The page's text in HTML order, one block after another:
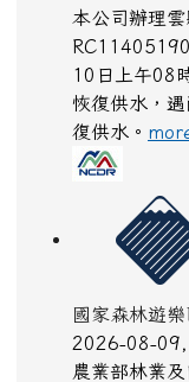
本公司辦理
10日上午08
恢復供水，
復供水。
國家森林遊樂
2026-08-
農業部林業